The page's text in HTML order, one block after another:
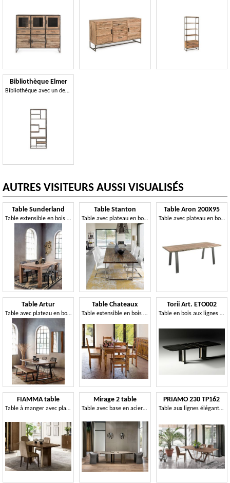
Bibliothèque Elmer
Bibliothèque avec un design essentiel
AUTRES VISITEURS AUSSI VISUALISÉS
Table Sunderland
Table extensible en bois de sheesham
Table Stanton
Table avec plateau en bois recyclé et verre
Table Aron 200X95
Table avec plateau en bois à bords irréguliers
Table Artur
Table avec plateau en bois d'acacia
Table Chateaux
Table extensible en bois d'acacia
Torii Art. ETO002
Table en bois aux lignes épurées et sculpturales
FIAMMA table
Table à manger avec plateau fixe en bois
Mirage 2 table
Table avec base en acier profilé
PRIAMO 230 TP162
Table aux lignes élégantes et épurées